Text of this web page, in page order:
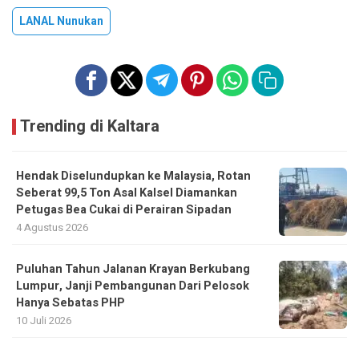
LANAL Nunukan
Trending di Kaltara
Hendak Diselundupkan ke Malaysia, Rotan
Seberat 99,5 Ton Asal Kalsel Diamankan
Petugas Bea Cukai di Perairan Sipadan
4 Agustus 2026
Puluhan Tahun Jalanan Krayan Berkubang
Lumpur, Janji Pembangunan Dari Pelosok
Hanya Sebatas PHP
10 Juli 2026